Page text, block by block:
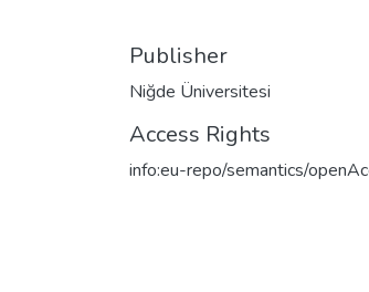
Publisher
Niğde Üniversitesi
Access Rights
info:eu-repo/semantics/